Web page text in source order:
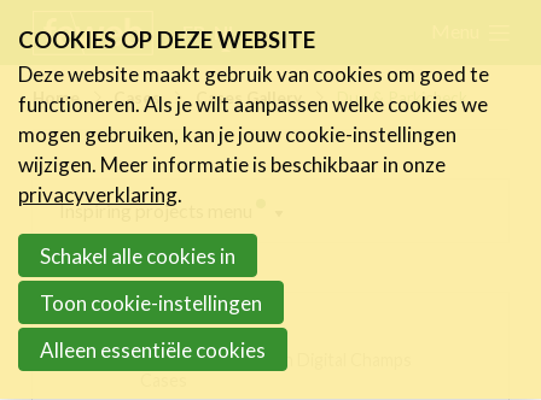
links
Jump
to
navigation
to
main
content
FR NL
Home Cases Cases Gallery Duo & Parkicheck
Inspiring projects menu
Digital Champs Cases
DUO - make it fly
13/07/2023 11:50 in
Nieuws
Activiteiten
Expertise
Toolbox
Bedrijvenzoeker
COOKIES OP DEZE WEBSITE
Deze website maakt gebruik van cookies om goed te
functioneren. Als je wilt aanpassen welke cookies we
mogen gebruiken, kan je jouw cookie-instellingen
wijzigen. Meer informatie is beschikbaar in onze
privacyverklaring.
Schakel alle cookies in
Toon cookie-instellingen
Alleen essentiële cookies